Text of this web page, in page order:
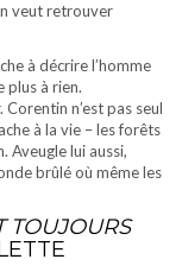
veut retrouver
à décrire l’homme
plus à rien.
n’est pas seul
à la vie – les forêts
Aveugle lui aussi,
brûlé où même les
TOUJOURS